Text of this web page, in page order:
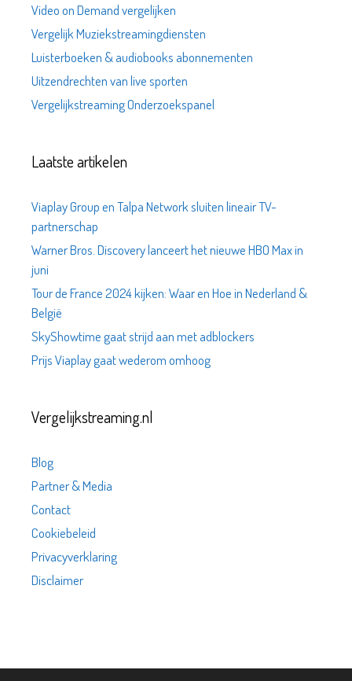
Video on Demand vergelijken
Vergelijk Muziekstreamingdiensten
Luisterboeken & audiobooks abonnementen
Uitzendrechten van live sporten
Vergelijkstreaming Onderzoekspanel
Laatste artikelen
Viaplay Group en Talpa Network sluiten lineair TV-
partnerschap
Warner Bros. Discovery lanceert het nieuwe HBO Max in
juni
Tour de France 2024 kijken: Waar en Hoe in Nederland &
België
SkyShowtime gaat strijd aan met adblockers
Prijs Viaplay gaat wederom omhoog
Vergelijkstreaming.nl
Blog
Partner & Media
Contact
Cookiebeleid
Privacyverklaring
Disclaimer